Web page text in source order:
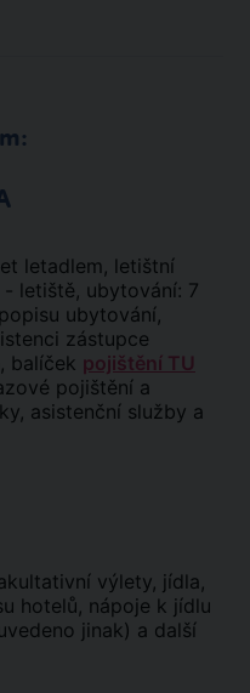
letadlem, letištní
letiště, ubytování: 7
ubytování,
zástupce
balíček pojištění TU
pojištění a
asistenční služby a
výlety, jídla,
hotelů, nápoje k jídlu
jinak) a další